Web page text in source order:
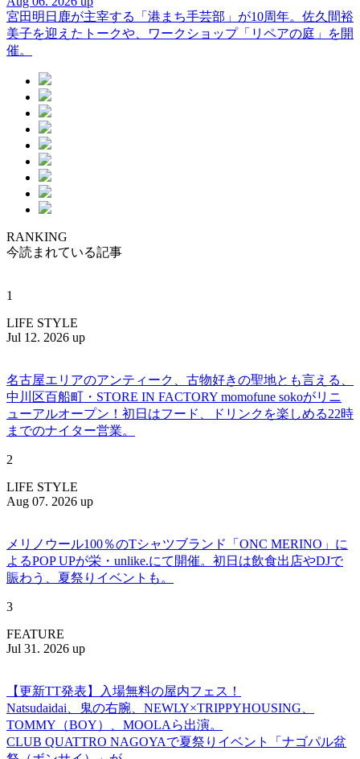
宮田明日鹿が主宰する「港まち手芸部」が10周年。佐久間裕
美子を迎えたトークや、ワークショップ「リペアの庭」を開
催。
RANKING
今読まれている記事
1
LIFE STYLE
Jul 12. 2026 up
名古屋エリアのアンティーク、古物好きの聖地とも言える、
中川区百船町・STORE IN FACTORY momofune sokoがリニ
ューアルオープン！初日はフード、ドリンクを楽しめる22時
までのナイター営業。
2
LIFE STYLE
Aug 07. 2026 up
メリノウール100％のTシャツブランド「ONC MERINO」に
よるPOP UPが栄・unlike.にて開催。初日は飲食出店やDJで
賑わう、夏祭りイベントも。
3
FEATURE
Jul 31. 2026 up
【更新TT発表】入場無料の屋内フェス！
Natsudaidai、鬼の右腕、NEWLY×TRIPPYHOUSING、
TOMMY（BOY）、MOOLAら出演。
CLUB QUATTRO NAGOYAで夏祭りイベント「ナゴパル盆